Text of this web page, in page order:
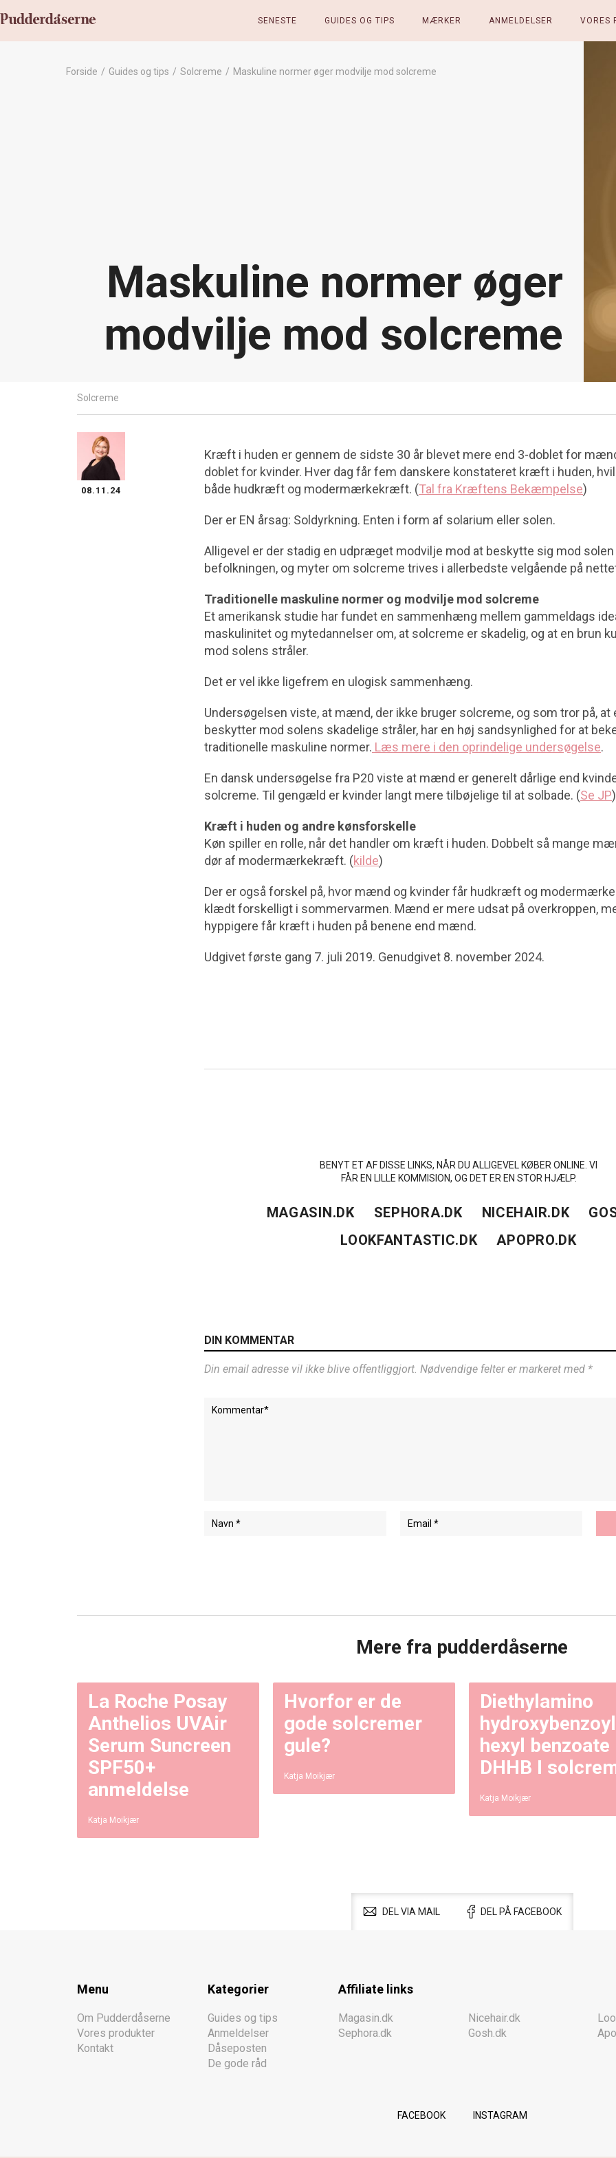
SENESTE GUIDES OG TIPS MÆRKER ANMELDELSER VORES
Forside / Guides og tips / Solcreme / Maskuline normer øger modvilje mod solcreme
Maskuline normer øger
modvilje mod solcreme
Solcreme
08.11.24
Kræft i huden er gennem de sidste 30 år blevet mere end 3-doblet for
doblet for kvinder. Hver dag får fem danskere konstateret kræft i huden,
både hudkræft og modermærkekræft. (Tal fra Kræftens Bekæmpelse)
Der er EN årsag: Soldyrkning. Enten i form af solarium eller solen.
Alligevel er der stadig en udpræget modvilje mod at beskytte sig mod
befolkningen, og myter om solcreme trives i allerbedste velgående på
Traditionelle maskuline normer og modvilje mod solcreme
Et amerikansk studie har fundet en sammenhæng mellem gammeldags
maskulinitet og mytedannelser om, at solcreme er skadelig, og at en brun
mod solens stråler.
Det er vel ikke ligefrem en ulogisk sammenhæng.
Undersøgelsen viste, at mænd, der ikke bruger solcreme, og som tror på, at
beskytter mod solens skadelige stråler, har en høj sandsynlighed for at
traditionelle maskuline normer. Læs mere i den oprindelige undersøgelse.
En dansk undersøgelse fra P20 viste at mænd er generelt dårlige end
solcreme. Til gengæld er kvinder langt mere tilbøjelige til at solbade. (Se JP)
Kræft i huden og andre kønsforskelle
Køn spiller en rolle, når det handler om kræft i huden. Dobbelt så mange
dør af modermærkekræft. (kilde)
Der er også forskel på, hvor mænd og kvinder får hudkræft og
klædt forskelligt i sommervarmen. Mænd er mere udsat på overkroppen,
hyppigere får kræft i huden på benene end mænd.
Udgivet første gang 7. juli 2019. Genudgivet 8. november 2024.
BENYT ET AF DISSE LINKS, NÅR DU ALLIGEVEL KØBER ONLINE. VI
FÅR EN LILLE KOMMISION, OG DET ER EN STOR HJÆLP.
MAGASIN.DK SEPHORA.DK NICEHAIR.DK
LOOKFANTASTIC.DK
APOPRO.DK
DIN KOMMENTAR
Din email adresse vil ikke blive offentliggjort. Nødvendige felter er markeret med *
Mere fra pudderdåserne
La Roche Posay
Anthelios UVAir
Serum Suncreen
SPF50+
anmeldelse
Katja Moikjær
Hvorfor er de
gode solcremer
gule?
Katja Moikjær
Diethylamino
hydroxybenzoyl
hexyl benzoate
DHHB I
Katja Moikjær
DEL VIA MAIL DEL PÅ FACEBOOK
Menu
Om Pudderdåserne
Vores produkter
Kontakt
Kategorier
Guides og tips
Anmeldelser
Dåseposten
De gode råd
Affiliate links
Magasin.dk
Sephora.dk
Nicehair.dk
Gosh.dk
FACEBOOK INSTAGRAM